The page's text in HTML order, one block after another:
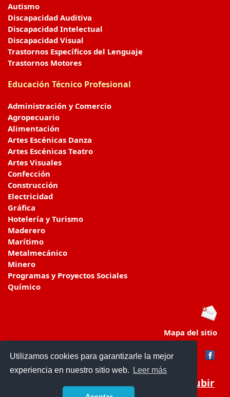
Utilizamos cookies para garantizarle la mejor
experiencia en nuestro sitio web.
Leer más
Autismo
Discapacidad Auditiva
Discapacidad Intelectual
Discapacidad Visual
Trastornos Específicos del Lenguaje
Trastornos Motores
Educación Técnico Profesional
Administración y Comercio
Agropecuario
Alimentación
Artes Escénicas Danza
Artes Escénicas Teatro
Artes Visuales
Confección
Construcción
Electricidad
Gráfica
Hotelería y Turismo
Maderero
Marítimo
Metalmecánico
Minero
Programas y Proyectos Sociales
Químico
Mapa del sitio
Subir